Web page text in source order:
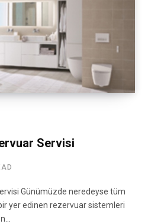
Servisi
Günümüzde neredeyse tüm
yer edinen rezervuar sistemleri